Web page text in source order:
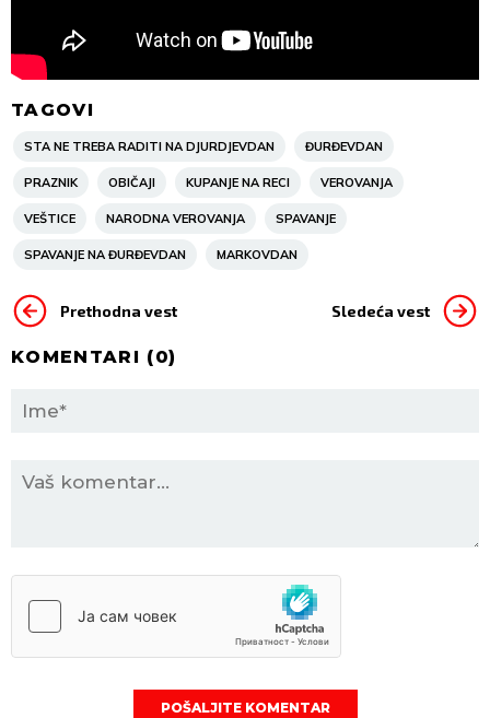
TAGOVI
STA NE TREBA RADITI NA DJURDJEVDAN ĐURĐEVDAN
PRAZNIK OBIČAJI KUPANJE NA RECI VEROVANJA
VEŠTICE NARODNA VEROVANJA SPAVANJE
SPAVANJE NA ĐURĐEVDAN MARKOVDAN
Prethodna vest Sledeća vest
KOMENTARI (0)
POŠALJITE KOMENTAR